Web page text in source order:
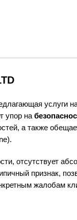
услуги
упор на
а также
отсутствует
признак,
жалобам